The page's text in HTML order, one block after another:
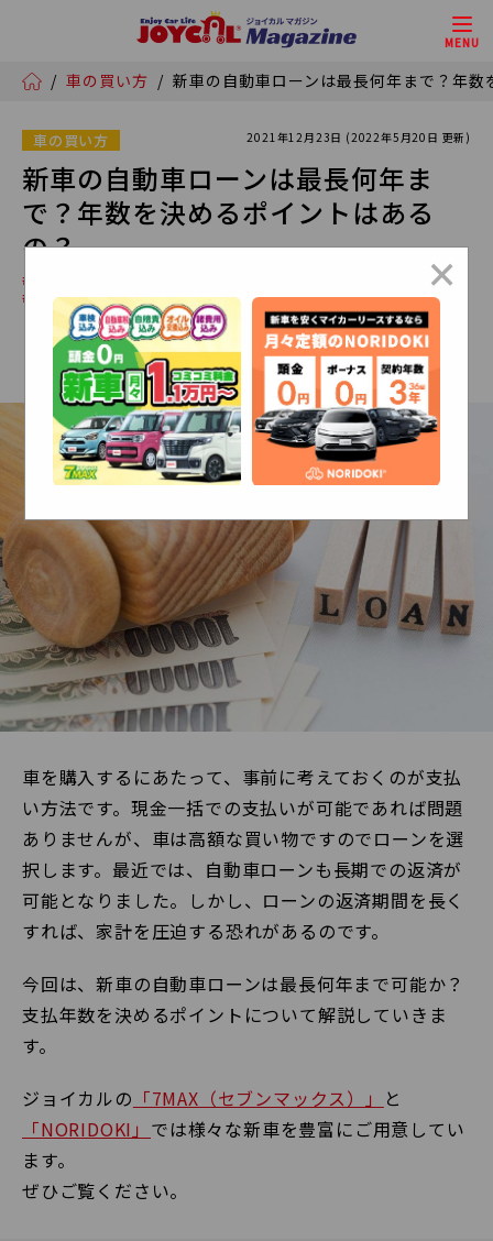
MENU
/ 車の買い方 / 新車の自動車ローンは最長何年まで？年
車の買い方 2021年12月23日 (2022年5月20日 更新)
新車の自動車ローンは最長何年ま
で？年数を決めるポイントはある
の？
# セブンマックス
# 車の購入コスト
車を購入するにあたって、事前に考えておくのが支払
い方法です。現金一括での支払いが可能であれば問題
ありませんが、車は高額な買い物ですのでローンを選
択します。最近では、自動車ローンも長期での返済が
可能となりました。しかし、ローンの返済期間を長く
すれば、家計を圧迫する恐れがあるのです。
今回は、新車の自動車ローンは最長何年まで可能か？
支払年数を決めるポイントについて解説していきま
す。
ジョイカルの 「7MAX（セブンマックス）」
と
「NORIDOKI」 では様々な新車を豊富にご用意してい
ます。
ぜひご覧ください。
×